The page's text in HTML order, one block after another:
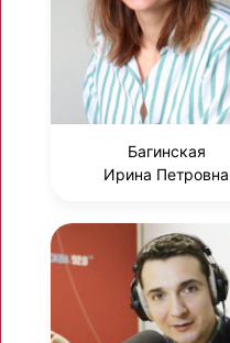
Багинская
Ирина Петровна